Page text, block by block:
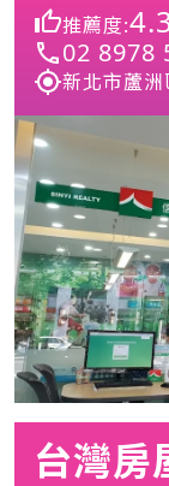
推薦度:
02 8978
新北市蘆
台灣房